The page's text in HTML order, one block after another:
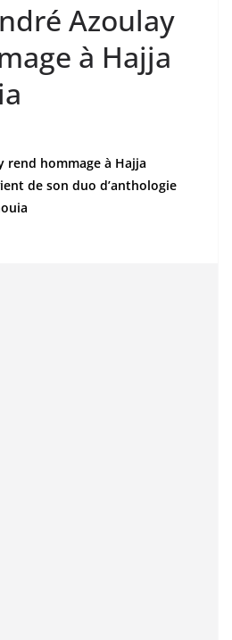
Azoulay
à Hajja
rend hommage à Hajja
de son duo d’anthologie